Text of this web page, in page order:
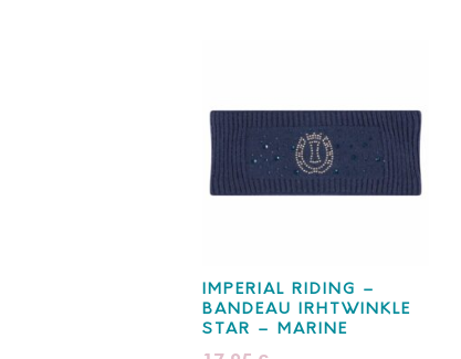
IMPERIAL RIDING –
BANDEAU IRHTWINKLE
STAR – MARINE